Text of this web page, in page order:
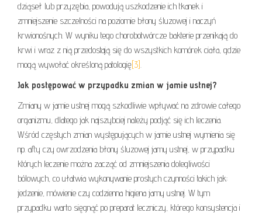
dziąseł lub przyzębia, powodują uszkodzenie ich tkanek i
zmniejszenie szczelności na poziomie błony śluzowej i naczyń
krwionośnych. W wyniku tego chorobotwórcze bakterie przenikają do
krwi i wraz z nią przedostają się do wszystkich komórek ciała, gdzie
mogą wywołać określoną patologię [3] .
Jak postępować w przypadku zmian w jamie ustnej?
Zmiany w jamie ustnej mogą szkodliwie wpływać na zdrowie całego
organizmu, dlatego jak najszybciej należy podjąć się ich leczenia.
Wśród częstych zmian występujących w jamie ustnej wymienia się
np. afty czy owrzodzenia błony śluzowej jamy ustnej, w przypadku
których leczenie można zacząć od zmniejszenia dolegliwości
bólowych, co ułatwia wykonywanie prostych czynności takich jak:
jedzenie, mówienie czy codzienna higiena jamy ustnej. W tym
przypadku warto sięgnąć po preparat leczniczy, którego konsystencja i